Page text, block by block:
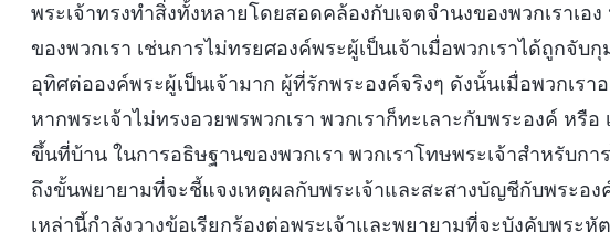
พระเจ้าทรงทำสิ่งทั้งหลายโดยสอดคล้องกับเจตจำนงของพวกเราเอ
ของพวกเรา เช่นการไม่ทรยศองค์พระผู้เป็นเจ้าเมื่อพวกเราได้ถูกจับ
อุทิศต่อองค์พระผู้เป็นเจ้ามาก ผู้ที่รักพระองค์จริงๆ ดังนั้นเมื่อพวกเร
หากพระเจ้าไม่ทรงอวยพรพวกเรา พวกเราก็ทะเลาะกับพระองค์ หรือ
ขึ้นที่บ้าน ในการอธิษฐานของพวกเรา พวกเราโทษพระเจ้าสำหรับกา
ถึงขั้นพยายามที่จะชี้แจงเหตุผลกับพระเจ้าและสะสางบัญชีกับพระอ
เหล่านี้กำลังวางข้อเรียกร้องต่อพระเจ้าและพยายามที่จะบังคับพระ